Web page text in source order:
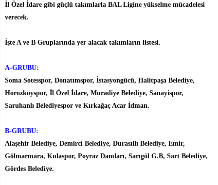
İl Özel İdare gibi güçlü takımlarla BAL Ligine yükselme mücadelesi
verecek.
İşte A ve B Gruplarında yer alacak takımların listesi.
A-GRUBU:
Soma Sotesspor, Donatımspor, İstasyongücü, Halitpaşa Belediye,
Horozköyspor, İl Özel İdare, Muradiye Belediye, Sanayispor,
Saruhanlı Belediyespor ve Kırkağaç Acar İdman.
B-GRUBU:
Alaşehir Belediye, Demirci Belediye, Durasıllı Belediye, Emir,
Gölmarmara, Kulaspor, Poyraz Damları, Sarıgöl G.B, Sart Belediye,
Gördes Belediye.